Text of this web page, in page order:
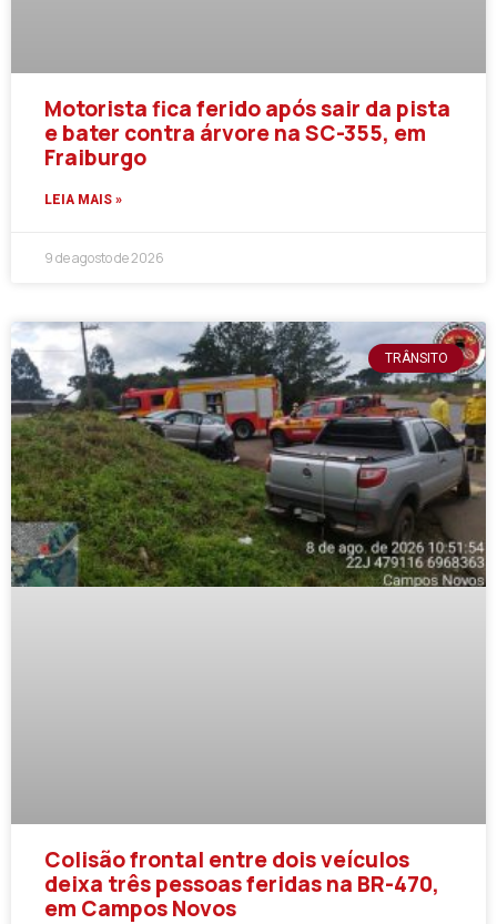
Motorista fica ferido após sair da pista
e bater contra árvore na SC-355, em
Fraiburgo
LEIA MAIS »
9 de agosto de 2026
TRÂNSITO
Colisão frontal entre dois veículos
deixa três pessoas feridas na BR-470,
em Campos Novos